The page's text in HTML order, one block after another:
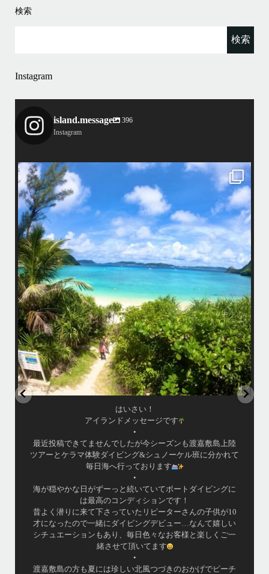
検索
Instagram
island.message
396
Instagram
island.message
・
昨日は社員旅行でお越しの14名様にて勇海号を貸切り頂き、ケラマで
BBQとスノーケリングを楽しんで参りました！
・
いい天気に恵まれて、海が良く似合う愉快な方々と楽しい時間を過ごし
ましたよ〜
・
・
皆様ご利用誠にありがとうございました
またのお越しをお待ちしておりますね！！
・
www.island-message.ne.jp
TEL:098-936-8292
.
#Islandmessage #ceruleanblueokinawa #ホエールウォッチング...
5月 21
・
昨日は社員旅行でお越しの14名様にて勇海号を貸切り頂
き、ケラマでBBQとスノーケリングを楽しんで参りまし
た！
・
・
いい天気に恵まれて、海が良く似合う愉快な方々と楽しい
時間を過ごしましたよ〜
・
・
皆様ご利用誠にありがとうございました
またのお越しをお待ちしておりますね！！
・
・
www.island-message.ne.jp